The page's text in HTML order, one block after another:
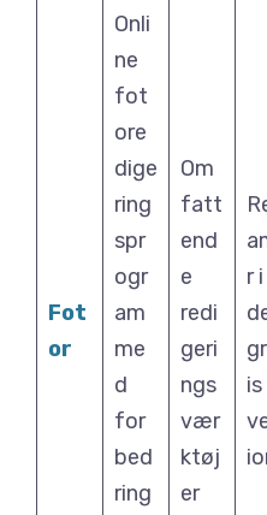
Fot
or
Onli
ne
fot
ore
dige
ring
spr
ogr
am
me
d
for
bed
ring
Om
fatt
end
e
redi
geri
ngs
vær
ktøj
er
r i
is